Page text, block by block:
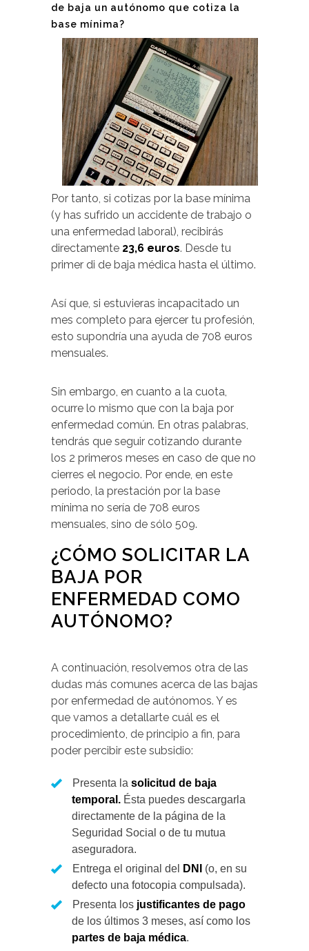
de baja un autónomo que cotiza la
base mínima?
Por tanto, si cotizas por la base mínima
(y has sufrido un accidente de trabajo o
una enfermedad laboral), recibirás
directamente 23,6 euros. Desde tu
primer di de baja médica hasta el último.
Así que, si estuvieras incapacitado un
mes completo para ejercer tu profesión,
esto supondría una ayuda de 708 euros
mensuales.
Sin embargo, en cuanto a la cuota,
ocurre lo mismo que con la baja por
enfermedad común. En otras palabras,
tendrás que seguir cotizando durante
los 2 primeros meses en caso de que no
cierres el negocio. Por ende, en este
periodo, la prestación por la base
mínima no sería de 708 euros
mensuales, sino de sólo 509.
¿CÓMO SOLICITAR LA
BAJA POR
ENFERMEDAD COMO
AUTÓNOMO?
A continuación, resolvemos otra de las
dudas más comunes acerca de las bajas
por enfermedad de autónomos. Y es
que vamos a detallarte cuál es el
procedimiento, de principio a fin, para
poder percibir este subsidio:
Presenta la solicitud de baja
temporal. Ésta puedes descargarla
directamente de la página de la
Seguridad Social o de tu mutua
aseguradora.
Entrega el original del
DNI
(o, en su
defecto una fotocopia compulsada).
Presenta los justificantes de pago
de los últimos 3 meses, así como los
partes de baja médica.